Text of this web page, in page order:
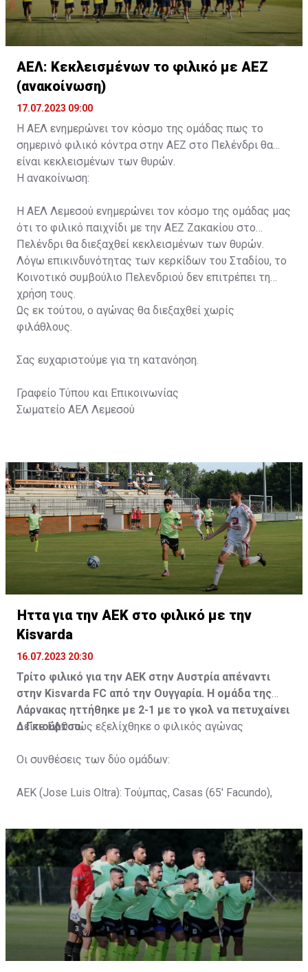
ΑΕΛ: Κεκλεισμένων το φιλικό με ΑΕΖ
(ανακοίνωση)
17.07.2023 09:00
Η ΑΕΛ ενημερώνει τον κόσμο της ομάδας πως το
σημερινό φιλικό κόντρα στην ΑΕΖ στο Πελένδρι θα
είναι κεκλεισμένων των θυρών.
Η ανακοίνωση:
Η ΑΕΛ Λεμεσού ενημερώνει τον κόσμο της ομάδας μας
ότι το φιλικό παιχνίδι με την ΑΕΖ Ζακακίου στο
Πελένδρι θα διεξαχθεί κεκλεισμένων των θυρών.
Λόγω επικινδυνότητας των κερκίδων του Σταδίου, το
Κοινοτικό συμβούλιο Πελενδριού δεν επιτρέπει τη
χρήση τους.
Ως εκ τούτου, ο αγώνας θα διεξαχθεί χωρίς
φιλάθλους.
Σας ευχαριστούμε για τη κατανόηση.
Γραφείο Τύπου και Επικοινωνίας
Σωματείο ΑΕΛ Λεμεσού
Ήττα για την ΑΕΚ στο φιλικό με την
Kisvarda
16.07.2023 20:30
Τρίτο φιλικό για την ΑΕΚ στην Αυστρία απέναντι
στην Kisvarda FC από την Ουγγαρία. Η ομάδα της
Λάρνακας ηττήθηκε με 2-1 με το γκολ να πετυχαίνει
ο Γκιούρτσο.
ΔείτεΕΔΩπώς εξελίχθηκε ο φιλικός αγώνας
Οι συνθέσεις των δύο ομάδων:
ΑΕΚ (Jose Luis Oltra): Tούμπας, Casas (65' Facundo),
Gyurcso), Κaptoum (46' Καψής (65' Mάμας), Roberge (65'
Tomovic), Aνδρέου (65' Angel) , Κωνσταντή (65' Sol),
Τζιωρτζής (65' Faraj), Κατελάρης (65' Milicevic).
Στον πάγκο: Piric, Στυλιανίδης, Tomovic, Καψής, Sol,
Faraj, Lopes, Angel, Milicevic, Pons, Εγγλέζου, Facundo,
Gonzalez, Guyrcso, Μάμας.
Κisvarda FC (Milos Kruscic): Kovacs, Navratil, Raul, Szor,